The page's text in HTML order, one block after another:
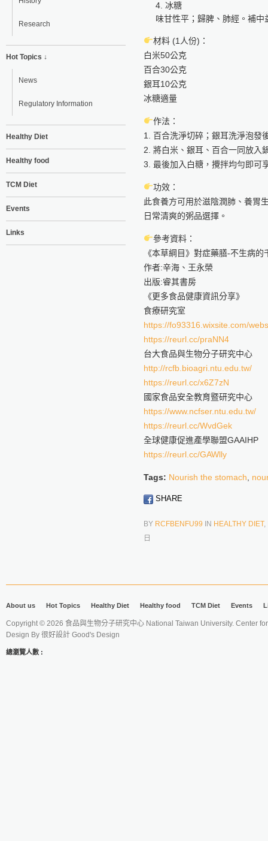
Research
Hot Topics ↓
News
Regulatory Information
Healthy Diet
Healthy food
TCM Diet
Events
Links
冰糖
味甘性平；歸脾、肺經。補
材料 (1人份)：
白米50公克
百合30公克
銀耳10公克
冰糖適量
作法：
1. 百合洗淨切碎；銀耳洗淨泡發
2. 將白米、銀耳、百合一同放入
3. 最後加入白糖，攪拌均勻即可
功效：
此食養方可用於滋陰潤肺、養胃
日常清爽的粥品選擇。
參考資料：
《本草綱目》對症藥膳-不生病的
作者:辛海、王永榮
出版:睿其書房
《更多食品健康資訊分享》
食療研究室
https://fo93316.wixsite.com/
https://reurl.cc/praNN4
台大食品與生物分子研究中心
http://rcfb.bioagri.ntu.edu.tw/
https://reurl.cc/x6Z7zN
國家食品安全教育暨研究中心
https://www.ncfser.ntu.edu.tw/
https://reurl.cc/WvdGek
全球健康促進產學聯盟GAAIHP
https://reurl.cc/GAWlly
Tags: Nourish the stomach
SHARE
BY RCFBENFU99 IN HEALTHY DIET,
日
About us Hot Topics Healthy Diet Healthy food TCM Diet Events
Copyright © 2026 食品與生物分子研究中心 National Taiwan University. Center
Design By 很好設計 Good's Design
總瀏覽人數 :